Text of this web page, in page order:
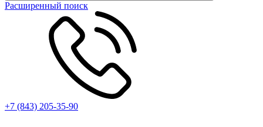
Расширенный поиск
+7 (843) 205-35-90